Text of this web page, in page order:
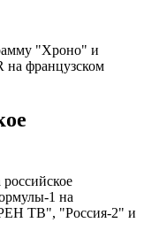
"Хроно" и
на французском
1 на
ТВ", "Россия-2" и